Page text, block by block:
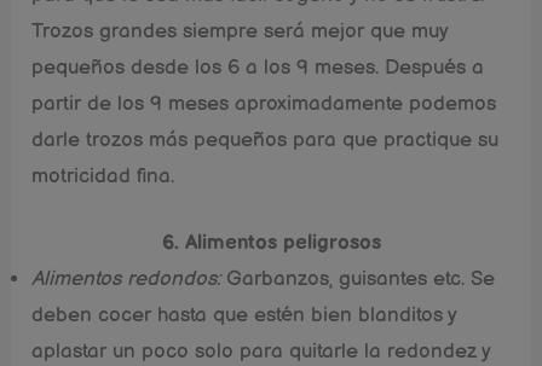
Trozos grandes siempre será mejor que muy
pequeños desde los 6 a los 9 meses. Después a
partir de los 9 meses aproximadamente podemos
darle trozos más pequeños para que practique su
motricidad fina.
6. Alimentos peligrosos
Alimentos redondos:Garbanzos, guisantes etc. Se
deben cocer hasta que estén bien blanditos y
aplastar un poco solo para quitarle la redondez y